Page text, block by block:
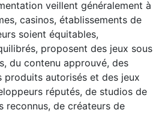
veillent généralement à
casinos, établissements de
soient équitables,
proposent des jeux sous
du contenu approuvé, des
produits autorisés et des jeux
réputés, de studios de
reconnus, de créateurs de